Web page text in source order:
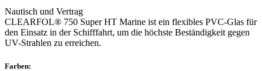
Nautisch und Vertrag
CLEARFOL® 750 Super HT Marine ist ein flexibles PVC-Glas für
den Einsatz in der Schifffahrt, um die höchste Beständigkeit gegen
UV-Strahlen zu erreichen.
Farben: